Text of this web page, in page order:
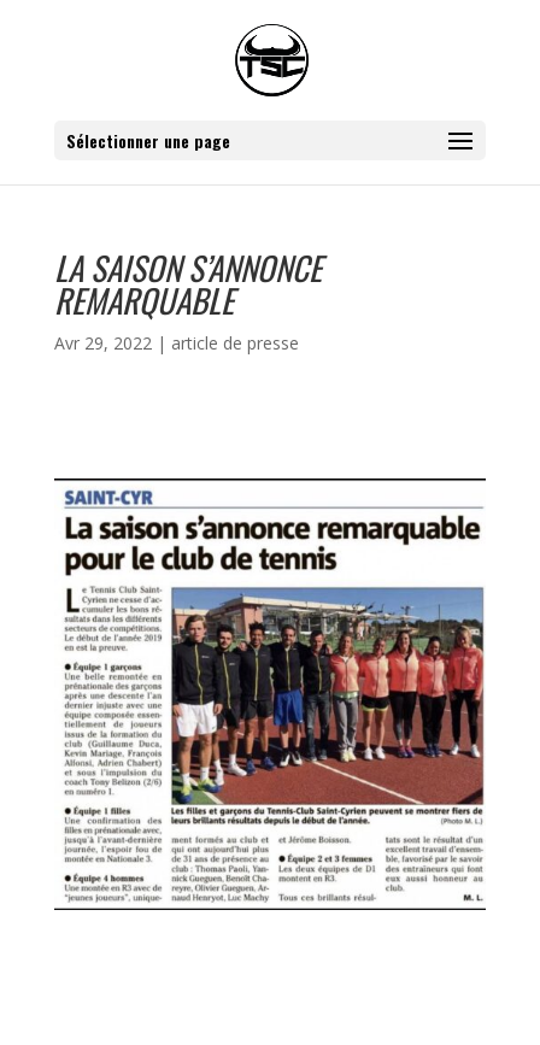
Sélectionner une page
LA SAISON S’ANNONCE
REMARQUABLE
Avr 29, 2022| article de presse